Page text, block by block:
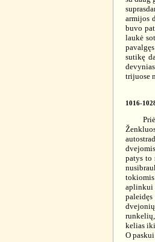
armijos
buvo
laukė
sutikę
trijuose
1016-
patys to
aplinkui
kelias
O